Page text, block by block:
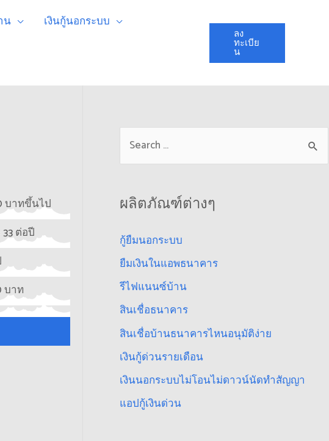
น เงินกู้นอกระบบ
ลง
ทะเบีย
น
บาทขึ้นไป
ต่อปี
บาท
ผลิตภัณฑ์ต่างๆ
กู้ยืมนอกระบบ
ยืมเงินในแอพธนาคาร
รีไฟแนนซ์บ้าน
สินเชื่อธนาคาร
สินเชื่อบ้านธนาคารไหนอนุมัติง่าย
เงินกู้ด่วนรายเดือน
เงินนอกระบบไม่โอนไม่ดาวน์นัดทำสัญญา
แอปกู้เงินด่วน